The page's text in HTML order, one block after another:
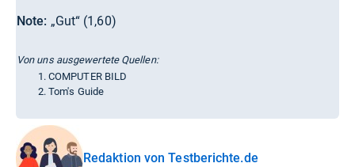
Note: „Gut“ (1,60)
Von uns ausgewertete Quellen:
COMPUTER BILD
Tom's Guide
Redaktion von Testberichte.de